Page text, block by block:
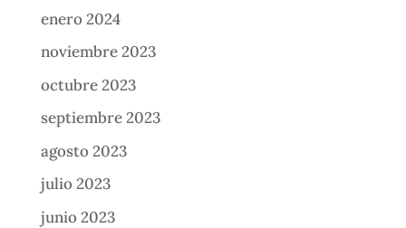
enero 2024
noviembre 2023
octubre 2023
septiembre 2023
agosto 2023
julio 2023
junio 2023